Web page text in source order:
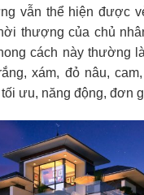
vẫn thể hiện được
thượng của chủ
cách này thường
xám, đỏ nâu,
ưu, năng động, đơn